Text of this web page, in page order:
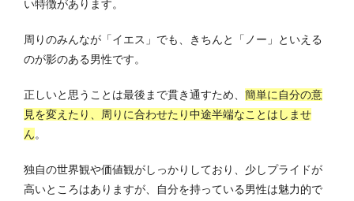
い特徴があります。
周りのみんなが「イエス」でも、きちんと「ノー」といえる
のが影のある男性です。
正しいと思うことは最後まで貫き通すため、 簡単に自分の意
見を変えたり、周りに合わせたり中途半端なことはしませ
ん。
独自の世界観や価値観がしっかりしており、少しプライドが
高いところはありますが、自分を持っている男性は魅力的で